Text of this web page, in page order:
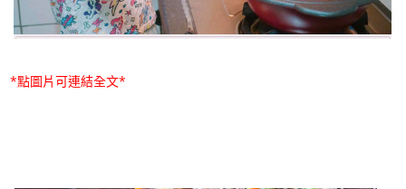
*點圖片可連結全文*